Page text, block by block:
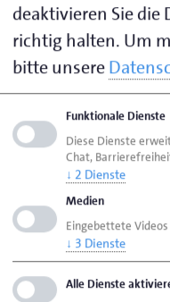
Seite empfehlen
Seiteaktualisiert am 01. Okt.
HWK Bremen
Handwerkskammer Bremen
Ansgaritorstr. 24
deaktivieren Sie die
richtig halten. Um
bitte unsere
Funktionale Dienste
Diese Dienste
Chat,
↓ 2 Dienste
Medien
Eingebettete
↓ 3 Dienste
Alle Dienste